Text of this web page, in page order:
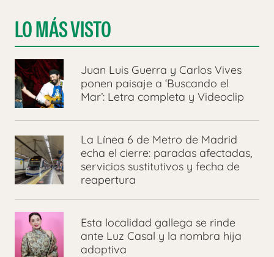
LO MÁS VISTO
Juan Luis Guerra y Carlos Vives
ponen paisaje a ‘Buscando el
Mar’: Letra completa y Videoclip
La Línea 6 de Metro de Madrid
echa el cierre: paradas afectadas,
servicios sustitutivos y fecha de
reapertura
Esta localidad gallega se rinde
ante Luz Casal y la nombra hija
adoptiva